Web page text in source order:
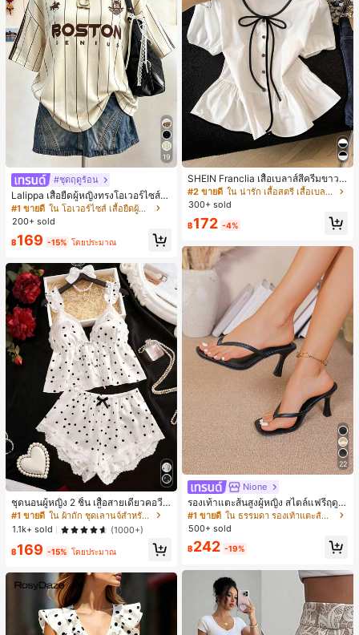
19
#ชุดฤดูร้อน
Lalippa เสื้อยืดผู้หญิงทรงโอเวอร์ไซส์ค
วามยาวกลาง คอกลม ไหล่ตก ลายพิมพ์
ตัวอักษรและลายทางแนวตั้ง สไตล์แฟชั่
นมินิมอล ของขวัญให้เพื่อน
#1 ขายดี
ใน โอเวอร์ไซส์ เสื้อยืดผู้หญิง
200+ sold
฿169 -15% โดยประมาณ
ชุดนอนผู้หญิง 2 ชิ้น เสื้อสายเดี่ยวคอวีลู
กไม้ พร้อมกางเกงขาสั้นแต่งลูกไม้ แต่ง
โบว์ที่เอว ชุดลำลองผู้หญิงนุ่มสบายน่ารั
ก สไตล์เอสเธติก
#1 ขายดี
ใน ผ้าถัก ชุดเลานจ์สำหรับผู้หญิง
1.1k+ sold
(1000+)
฿169 -15% โดยประมาณ
SHEIN Franclia เสื้อเบลาส์สีครีมขาวนุ่
มนวล เอวรูด, แต่งขอบตัดกัน + โบว์ผูก,
แขนพอง จับคู่กับกระโปรงชายระบาย,
กวัน
#2 ขายดี
ใน น่ารัก เสื้อสตรี เสื้อเบลาส์ & Tee
300+ sold
฿172 -4%
22
Nione
รองเท้าแตะส้นสูงผู้หญิง สไตล์แฟรี่ฤดูร้
อน ส้นบาง แบบคีบ แต่งสายคาดผม รอ
งเท้าแตะชายหาดสำหรับเที่ยวพักผ่อน
แฟชั่นสายไขว้ สำหรับเดทไนท์
#1 ขายดี
ใน ธรรมดา รองเท้าแตะส้นสูงผู้หญิง
500+ sold
฿242 -19%